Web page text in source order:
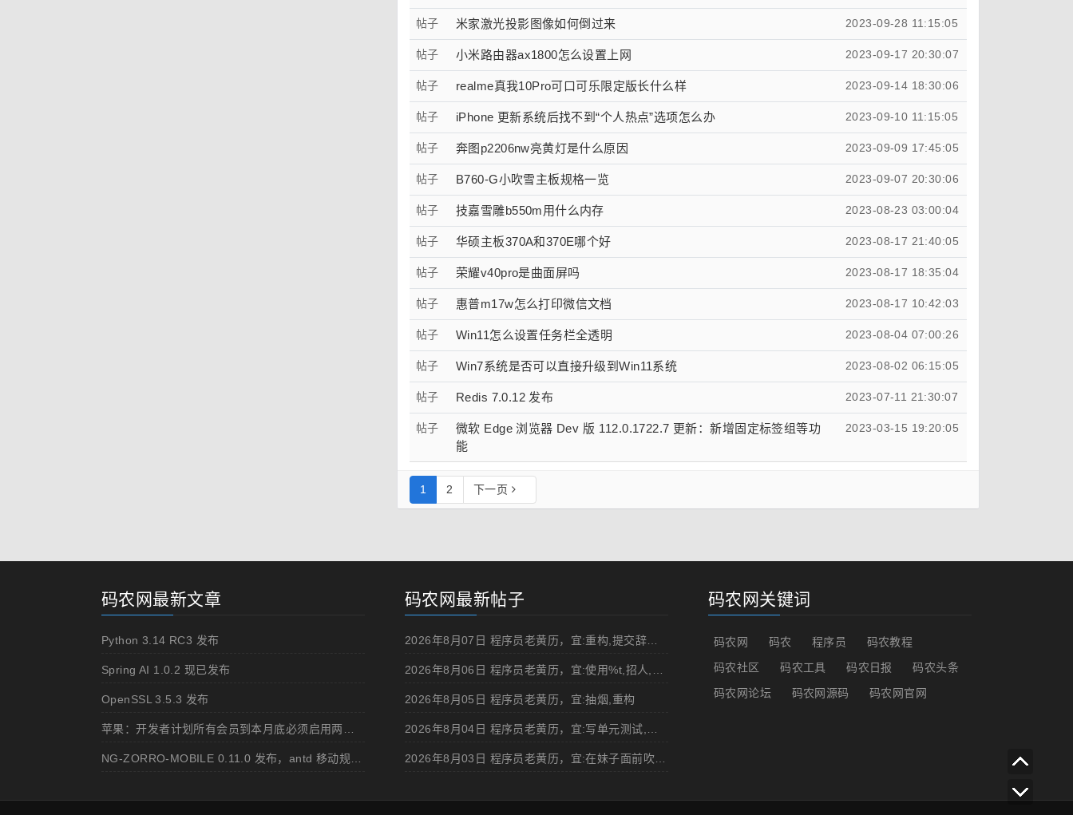
帖子 米家激光投影图像如何倒过来 2023-09-28 11:15:05
帖子 小米路由器ax1800怎么设置上网 2023-09-17 20:30:07
帖子 realme真我10Pro可口可乐限定版长什么样 2023-09-14 18:30:06
帖子 iPhone 更新系统后找不到“个人热点”选项怎么办 2023-09-10 11:15:05
帖子 奔图p2206nw亮黄灯是什么原因 2023-09-09 17:45:05
帖子 B760-G小吹雪主板规格一览 2023-09-07 20:30:06
帖子 技嘉雪雕b550m用什么内存 2023-08-23 03:00:04
帖子 华硕主板370A和370E哪个好 2023-08-17 21:40:05
帖子 荣耀v40pro是曲面屏吗 2023-08-17 18:35:04
帖子 惠普m17w怎么打印微信文档 2023-08-17 10:42:03
帖子 Win11怎么设置任务栏全透明 2023-08-04 07:00:26
帖子 Win7系统是否可以直接升级到Win11系统 2023-08-02 06:15:05
帖子 Redis 7.0.12 发布 2023-07-11 21:30:07
帖子
微软 Edge 浏览器 Dev 版 112.0.1722.7 更新：新增固定标签组等功
能
2023-03-15 19:20:05
1 2 下一页
码农网最新文章
Python 3.14 RC3 发布
Spring AI 1.0.2 现已发布
OpenSSL 3.5.3 发布
码农网最新帖子
2026年8月07日 程序员老黄历，宜:重构,提交辞职申请,申请加薪
2026年8月05日 程序员老黄历，宜:抽烟,重构
2026年8月03日 程序员老黄历，宜:在妹子面前吹牛,浏览成人网站
码农网关键词
码农网 码农 程序员
码农教程
码农社区
码农工具 码农日报
码农头条
码农网论坛
码农网源码 码农网官网